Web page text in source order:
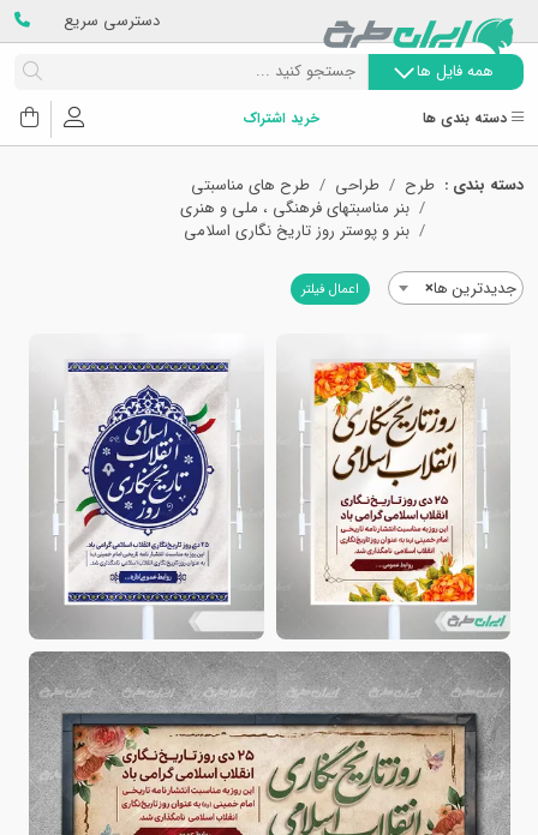
دسترسی سریع
همه فایل ها
دسته بندی ها خرید اشتراک
دسته بندی : طرح طراحی
طرح های مناسبتی
بنر مناسبتهای فرهنگی ، ملی و هنری
بنر و پوستر روز تاریخ نگاری اسلامی
×جدیدترین ها اعمال فیلتر